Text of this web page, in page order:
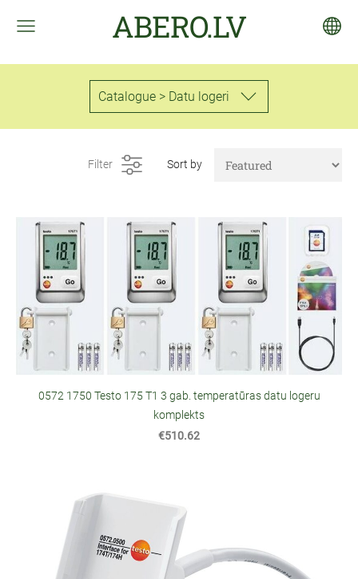
ABERO.LV
Catalogue > Datu logeri
Filter Sort by
0572 1750 Testo 175 T1 3 gab. temperatūras datu logeru
komplekts
€510.62